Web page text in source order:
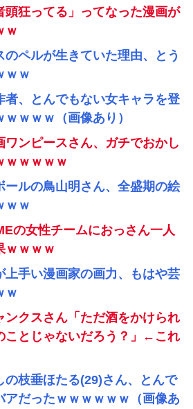
頭狂ってる」ってなった漫画が
ｗ
のペルが生きていた理由、とう
ｗｗ
者、とんでもない女キャラを登
ｗｗｗ（画像あり）
ワンピースさん、ガチでおかし
ｗｗｗｗｗ
ールの鳥山明さん、全盛期の絵
ｗｗ
の女性チームにおっさん一人
ｗｗｗｗ
上手い漫画家の画力、もはや芸
ｗ
ンクスさん「ただ酒をかけられ
ことじゃないだろう？」←これ
の枝垂ほたる(29)さん、とんで
アだったｗｗｗｗｗｗ（画像あ